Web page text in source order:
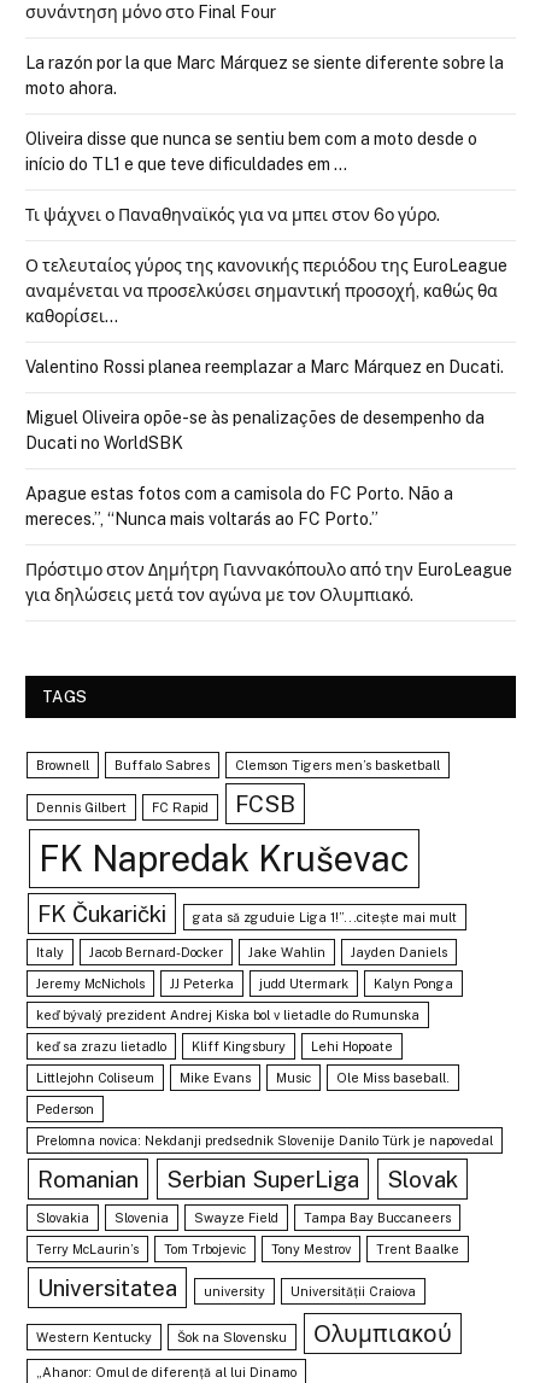
συνάντηση μόνο στο Final Four
La razón por la que Marc Márquez se siente diferente sobre la
moto ahora.
Oliveira disse que nunca se sentiu bem com a moto desde o
início do TL1 e que teve dificuldades em …
Τι ψάχνει ο Παναθηναϊκός για να μπει στον 6ο γύρο.
Ο τελευταίος γύρος της κανονικής περιόδου της EuroLeague
αναμένεται να προσελκύσει σημαντική προσοχή, καθώς θα
καθορίσει…
Valentino Rossi planea reemplazar a Marc Márquez en Ducati.
Miguel Oliveira opõe-se às penalizações de desempenho da
Ducati no WorldSBK
Apague estas fotos com a camisola do FC Porto. Não a
mereces.”, “Nunca mais voltarás ao FC Porto.”
Πρόστιμο στον Δημήτρη Γιαννακόπουλο από την EuroLeague
για δηλώσεις μετά τον αγώνα με τον Ολυμπιακό.
TAGS
Brownell Buffalo Sabres Clemson Tigers men’s basketball
Dennis Gilbert FC Rapid FCSB
FK Napredak Kruševac
FK Čukarički gata să zguduie Liga 1!”...citește mai mult
Italy Jacob Bernard-Docker Jake Wahlin Jayden Daniels
Jeremy McNichols JJ Peterka judd Utermark Kalyn Ponga
keď bývalý prezident Andrej Kiska bol v lietadle do Rumunska
keď sa zrazu lietadlo Kliff Kingsbury Lehi Hopoate
Littlejohn Coliseum Mike Evans Music Ole Miss baseball.
Pederson
Prelomna novica: Nekdanji predsednik Slovenije Danilo Türk je napovedal
Romanian Serbian SuperLiga Slovak
Slovakia Slovenia Swayze Field Tampa Bay Buccaneers
Terry McLaurin’s Tom Trbojevic Tony Mestrov Trent Baalke
Universitatea university Universității Craiova
Western Kentucky Šok na Slovensku Ολυμπιακού
„Ahanor: Omul de diferență al lui Dinamo